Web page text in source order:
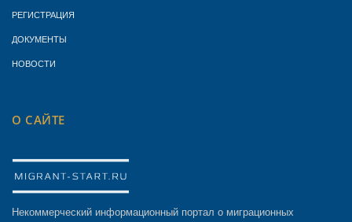
РЕГИСТРАЦИЯ
ДОКУМЕНТЫ
НОВОСТИ
О САЙТЕ
Некоммерческий информационный портал о миграционных